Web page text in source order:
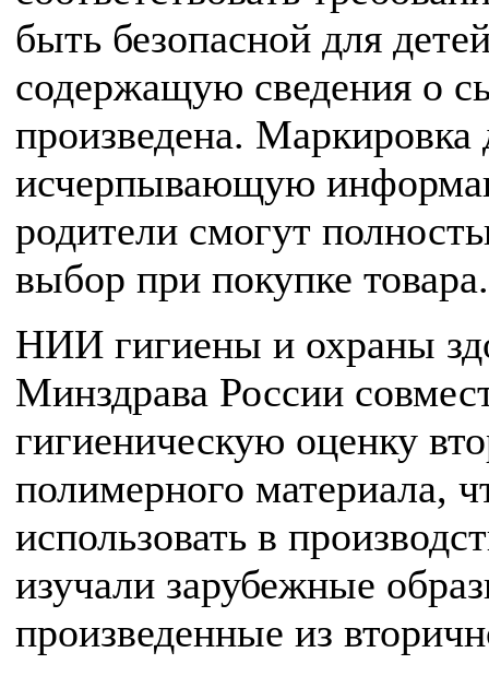
быть безопасной для
содержащую сведения о
произведена. Маркировка
исчерпывающую
родители смогут
выбор при покупке товара.
НИИ гигиены и охраны
Минздрава России
гигиеническую оценку
полимерного материала,
использовать в
изучали зарубежные
произведенные из